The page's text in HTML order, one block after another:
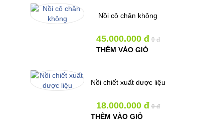
Nồi cô chân không
45.000.000 đ 0 đ
THÊM VÀO GIỎ
Nồi chiết xuất dược liệu
18.000.000 đ 0 đ
THÊM VÀO GIỎ